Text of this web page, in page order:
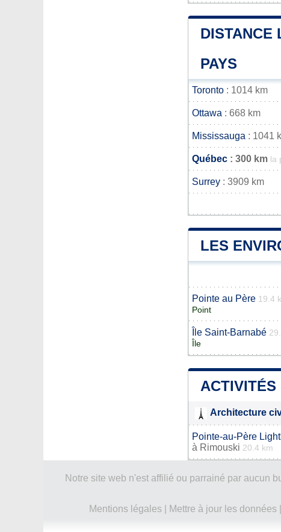
DISTANCE
PAYS
Toronto : 1014 km
Ottawa : 668 km
Mississauga : 1041
Québec : 300 km la
Surrey : 3909 km
LES
Pointe au Père 19.4
Point
Île Saint-Barnabé
Île
Architecture
Pointe-au-Père
à Rimouski 20.4 km
Notre site web n'est affilié ou parrainé par aucun
Mentions légales| Mettre à jour les données|